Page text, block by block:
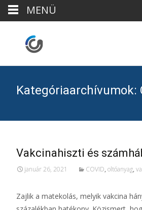
Kategóriaarchívumok:
Vakcinahiszti és
január 26, 2021 COVID, oltóanyag,
Zajlik a matekolás, melyik vakcina
MENÜ